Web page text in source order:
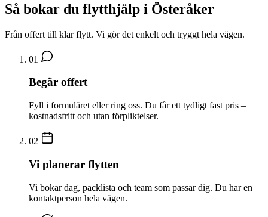
Så bokar du flytthjälp i Österåker
Från offert till klar flytt. Vi gör det enkelt och tryggt hela vägen.
01
Begär offert
Fyll i formuläret eller ring oss. Du får ett tydligt fast pris –
kostnadsfritt och utan förpliktelser.
02
Vi planerar flytten
Vi bokar dag, packlista och team som passar dig. Du har en
kontaktperson hela vägen.